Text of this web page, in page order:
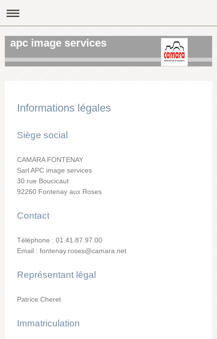
apc image services
Informations légales
Siège social
CAMARA FONTENAY
Sarl APC image services
30 rue Boucicaut
92260 Fontenay aux Roses
Contact
Téléphone : 01.41.87.97.00
Email : fontenay.roses@camara.net
Représentant légal
Patrice Cheret
Immatriculation